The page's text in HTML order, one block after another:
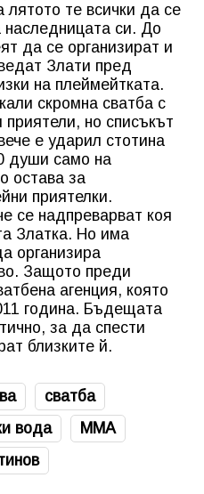
лятото те всички да се
наследницата си. До
да се организират и
Злати пред
на плеймейтката.
скромна сватба с
но списъкът
е ударил стотина
души само на
остава за
приятелки.
се надпреварват коя
Златка. Но има
организира
Защото преди
агенция, която
година. Бъдещата
за да спести
близките й.
сватба
вода
ММА